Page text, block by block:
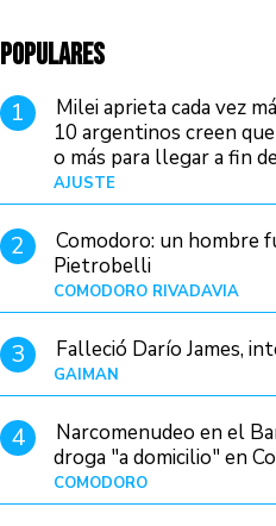
POPULARES
1
Milei aprieta cada vez
10 argentinos creen
o más para llegar a fin
AJUSTE
2
Comodoro: un hombre
Pietrobelli
COMODORO RIVADAVIA
3 Falleció Darío James,
GAIMAN
4
Narcomenudeo en el
droga "a domicilio" en
COMODORO